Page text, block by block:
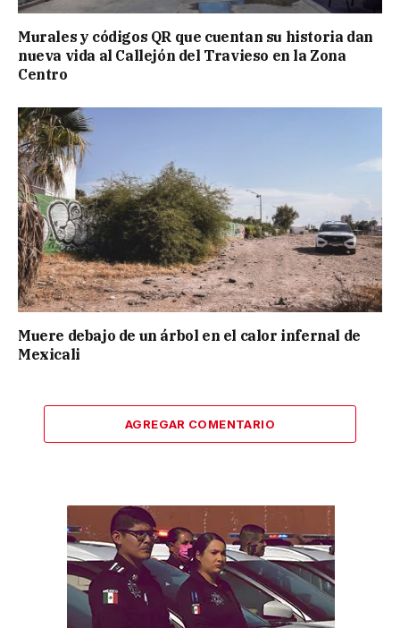
Murales y códigos QR que cuentan su historia dan
nueva vida al Callejón del Travieso en la Zona
Centro
Muere debajo de un árbol en el calor infernal de
Mexicali
AGREGAR COMENTARIO